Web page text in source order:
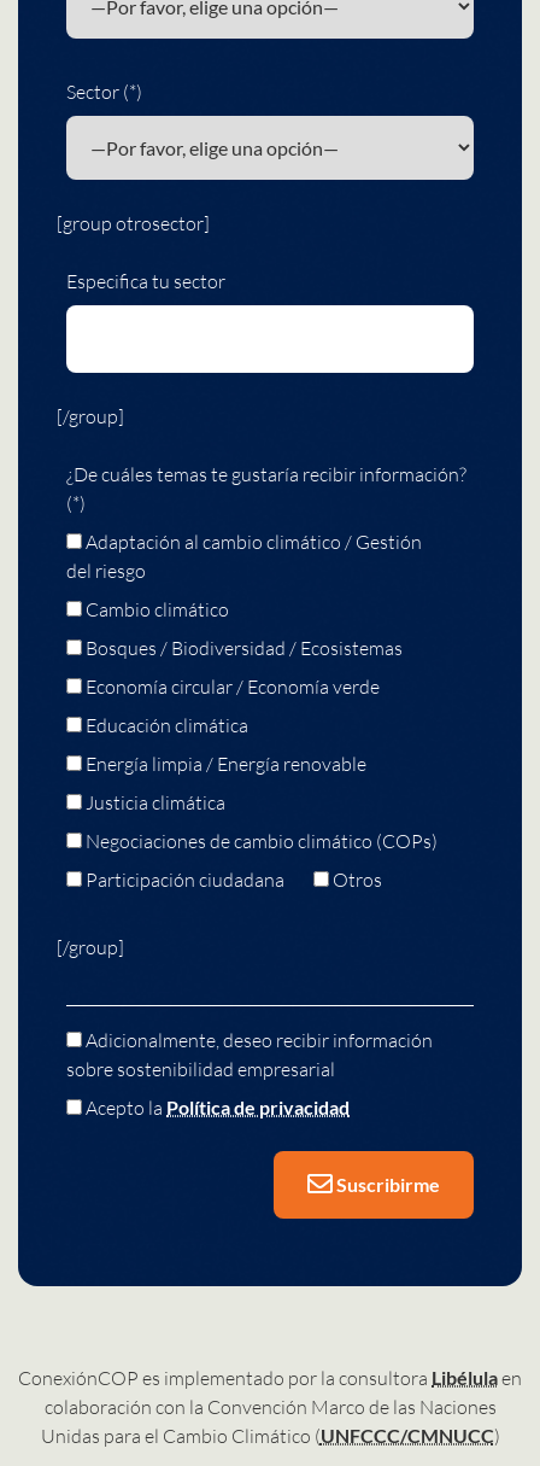
Sector (*)
[group otrosector]
Especifica tu sector
[/group]
¿De cuáles temas te gustaría recibir información?
(*)
Adaptación al cambio climático / Gestión
del riesgo
Cambio climático
Bosques / Biodiversidad / Ecosistemas
Economía circular / Economía verde
Educación climática
Energía limpia / Energía renovable
Justicia climática
Negociaciones de cambio climático (COPs)
Participación ciudadana
Otros
[/group]
Adicionalmente, deseo recibir información
sobre sostenibilidad empresarial
Acepto la Política de privacidad
Suscribirme
ConexiónCOP es implementado por la consultora Libélulaen
colaboración con la Convención Marco de las Naciones
Unidas para el Cambio Climático (UNFCCC/CMNUCC)